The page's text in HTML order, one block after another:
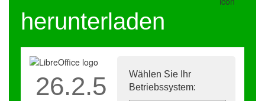
herunterladen
Wählen Sie Ihr
Betriebssystem:
26.2.5